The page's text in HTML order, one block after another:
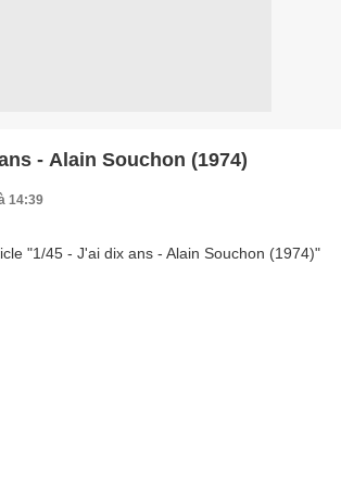
- Alain Souchon (1974)
14:39